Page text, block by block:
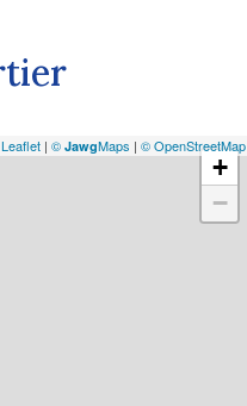
+
−
Leaflet | © JawgMaps | © OpenStreetMap